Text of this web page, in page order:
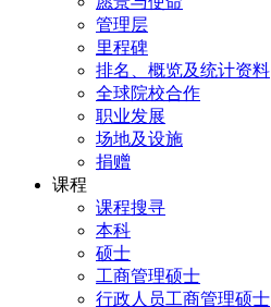
管理层
里程碑
排名、概览及统计资料
全球院校合作
职业发展
场地及设施
捐赠
课程
课程搜寻
本科
硕士
工商管理硕士
行政人员工商管理硕士